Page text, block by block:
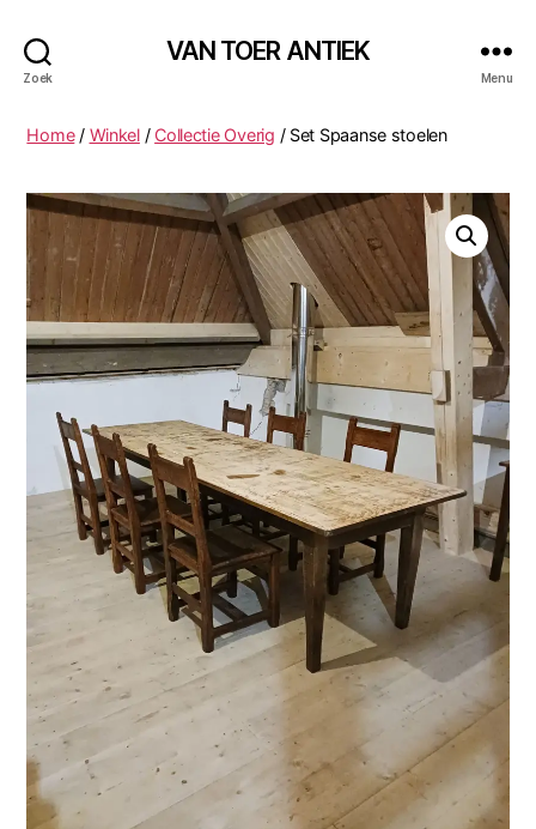
Zoek
VAN TOER ANTIEK
Menu
Home/ Winkel/ Collectie Overig / Set Spaanse stoelen